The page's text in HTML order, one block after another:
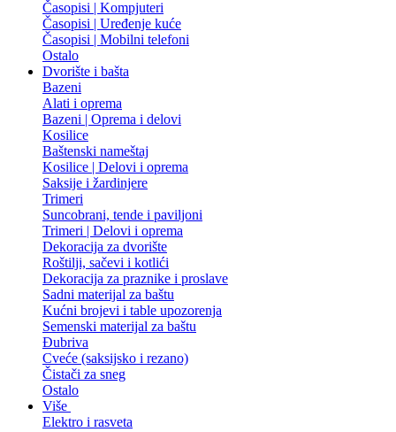
Časopisi | Kompjuteri
Časopisi | Uređenje kuće
Časopisi | Mobilni telefoni
Ostalo
Dvorište i bašta
Bazeni
Alati i oprema
Bazeni | Oprema i delovi
Kosilice
Baštenski nameštaj
Kosilice | Delovi i oprema
Saksije i žardinjere
Trimeri
Suncobrani, tende i paviljoni
Trimeri | Delovi i oprema
Dekoracija za dvorište
Roštilji, sačevi i kotlići
Dekoracija za praznike i proslave
Sadni materijal za baštu
Kućni brojevi i table upozorenja
Semenski materijal za baštu
Đubriva
Cveće (saksijsko i rezano)
Čistači za sneg
Ostalo
Više
Elektro i rasveta